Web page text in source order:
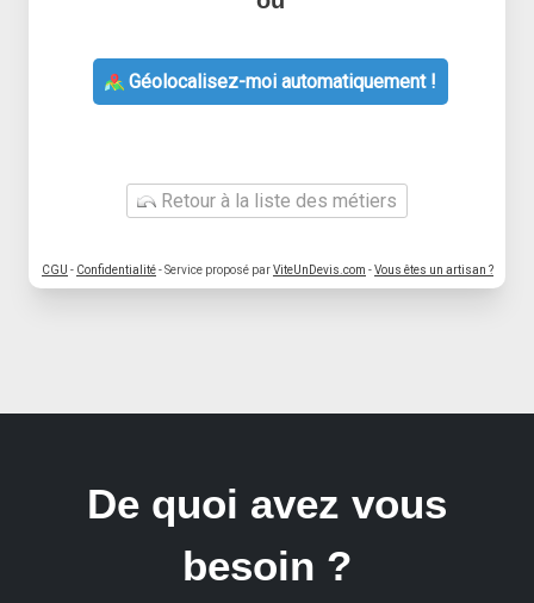
Géolocalisez-moi automatiquement !
Retour à la liste des métiers
CGU - Confidentialité- Service proposé parViteUnDevis.com -Vous êtes un artisan ?
De quoi avez vous
besoin ?